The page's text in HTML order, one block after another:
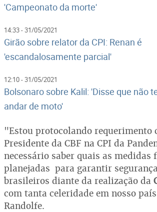
'Campeonato da morte'
14:33 - 31/05/2021
Girão sobre relator da CPI: Renan é
'escandalosamente parcial'
12:10 - 31/05/2021
Bolsonaro sobre Kalil: 'Disse que não
andar de moto'
"Estou protocolando requerimento
Presidente da CBF na CPI da
necessário saber quais as medidas
planejadas para garantir
brasileiros diante da realização da
com tanta celeridade em nosso
Randolfe.